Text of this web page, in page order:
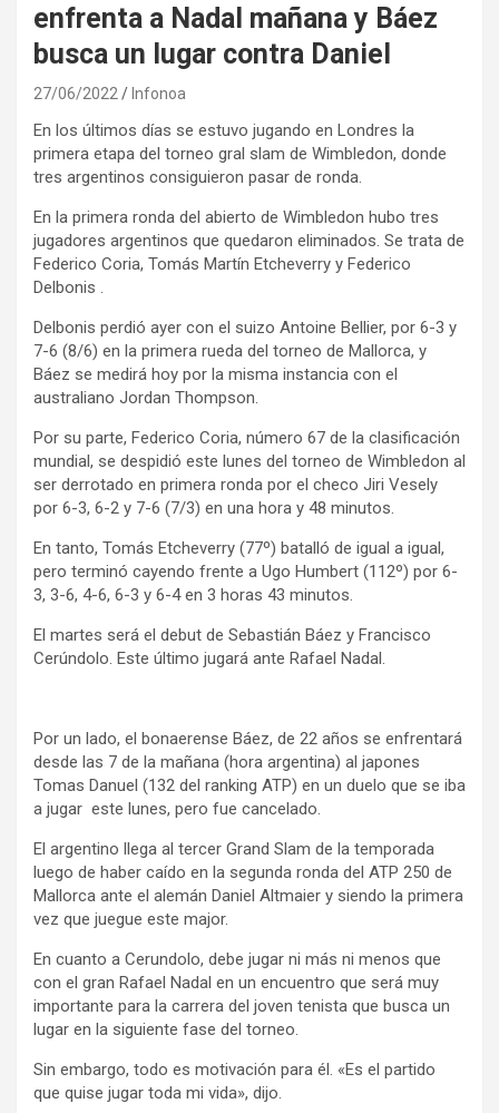
enfrenta a Nadal mañana y Báez
busca un lugar contra Daniel
27/06/2022 Infonoa
En los últimos días se estuvo jugando en Londres la
primera etapa del torneo gral slam de Wimbledon, donde
tres argentinos consiguieron pasar de ronda.
En la primera ronda del abierto de Wimbledon hubo tres
jugadores argentinos que quedaron eliminados. Se trata de
Federico Coria, Tomás Martín Etcheverry y Federico
Delbonis .
Delbonis perdió ayer con el suizo Antoine Bellier, por 6-3 y
7-6 (8/6) en la primera rueda del torneo de Mallorca, y
Báez se medirá hoy por la misma instancia con el
australiano Jordan Thompson.
Por su parte, Federico Coria, número 67 de la clasificación
mundial, se despidió este lunes del torneo de Wimbledon al
ser derrotado en primera ronda por el checo Jiri Vesely
por 6-3, 6-2 y 7-6 (7/3) en una hora y 48 minutos.
En tanto, Tomás Etcheverry (77º) batalló de igual a igual,
pero terminó cayendo frente a Ugo Humbert (112º) por 6-
3, 3-6, 4-6, 6-3 y 6-4 en 3 horas 43 minutos.
El martes será el debut de Sebastián Báez y Francisco
Cerúndolo. Este último jugará ante Rafael Nadal.
Por un lado, el bonaerense Báez, de 22 años se enfrentará
desde las 7 de la mañana (hora argentina) al japones
Tomas Danuel (132 del ranking ATP) en un duelo que se iba
a jugar este lunes, pero fue cancelado.
El argentino llega al tercer Grand Slam de la temporada
luego de haber caído en la segunda ronda del ATP 250 de
Mallorca ante el alemán Daniel Altmaier y siendo la primera
vez que juegue este major.
En cuanto a Cerundolo, debe jugar ni más ni menos que
con el gran Rafael Nadal en un encuentro que será muy
importante para la carrera del joven tenista que busca un
lugar en la siguiente fase del torneo.
Sin embargo, todo es motivación para él. «Es el partido
que quise jugar toda mi vida», dijo.